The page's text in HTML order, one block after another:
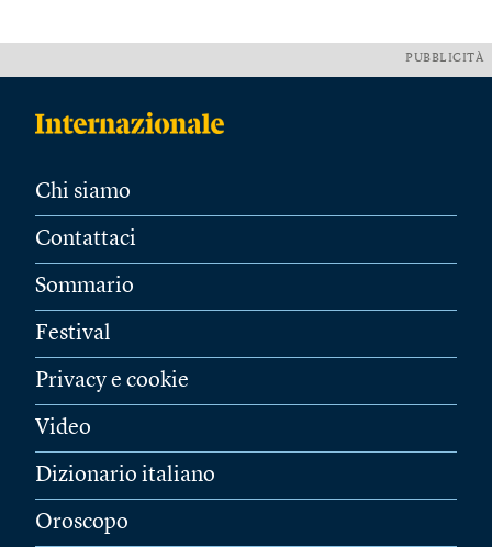
PUBBLICITÀ
Chi siamo
Contattaci
Sommario
Festival
Privacy e cookie
Video
Dizionario italiano
Oroscopo